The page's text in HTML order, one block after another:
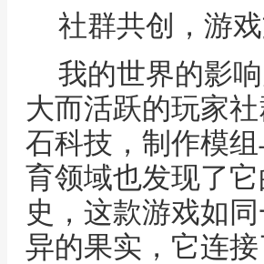
社群共创，游
我的世界的影
大而活跃的玩家
石科技，制作模
育领域也发现了
史，这款游戏如
异的果实，它连